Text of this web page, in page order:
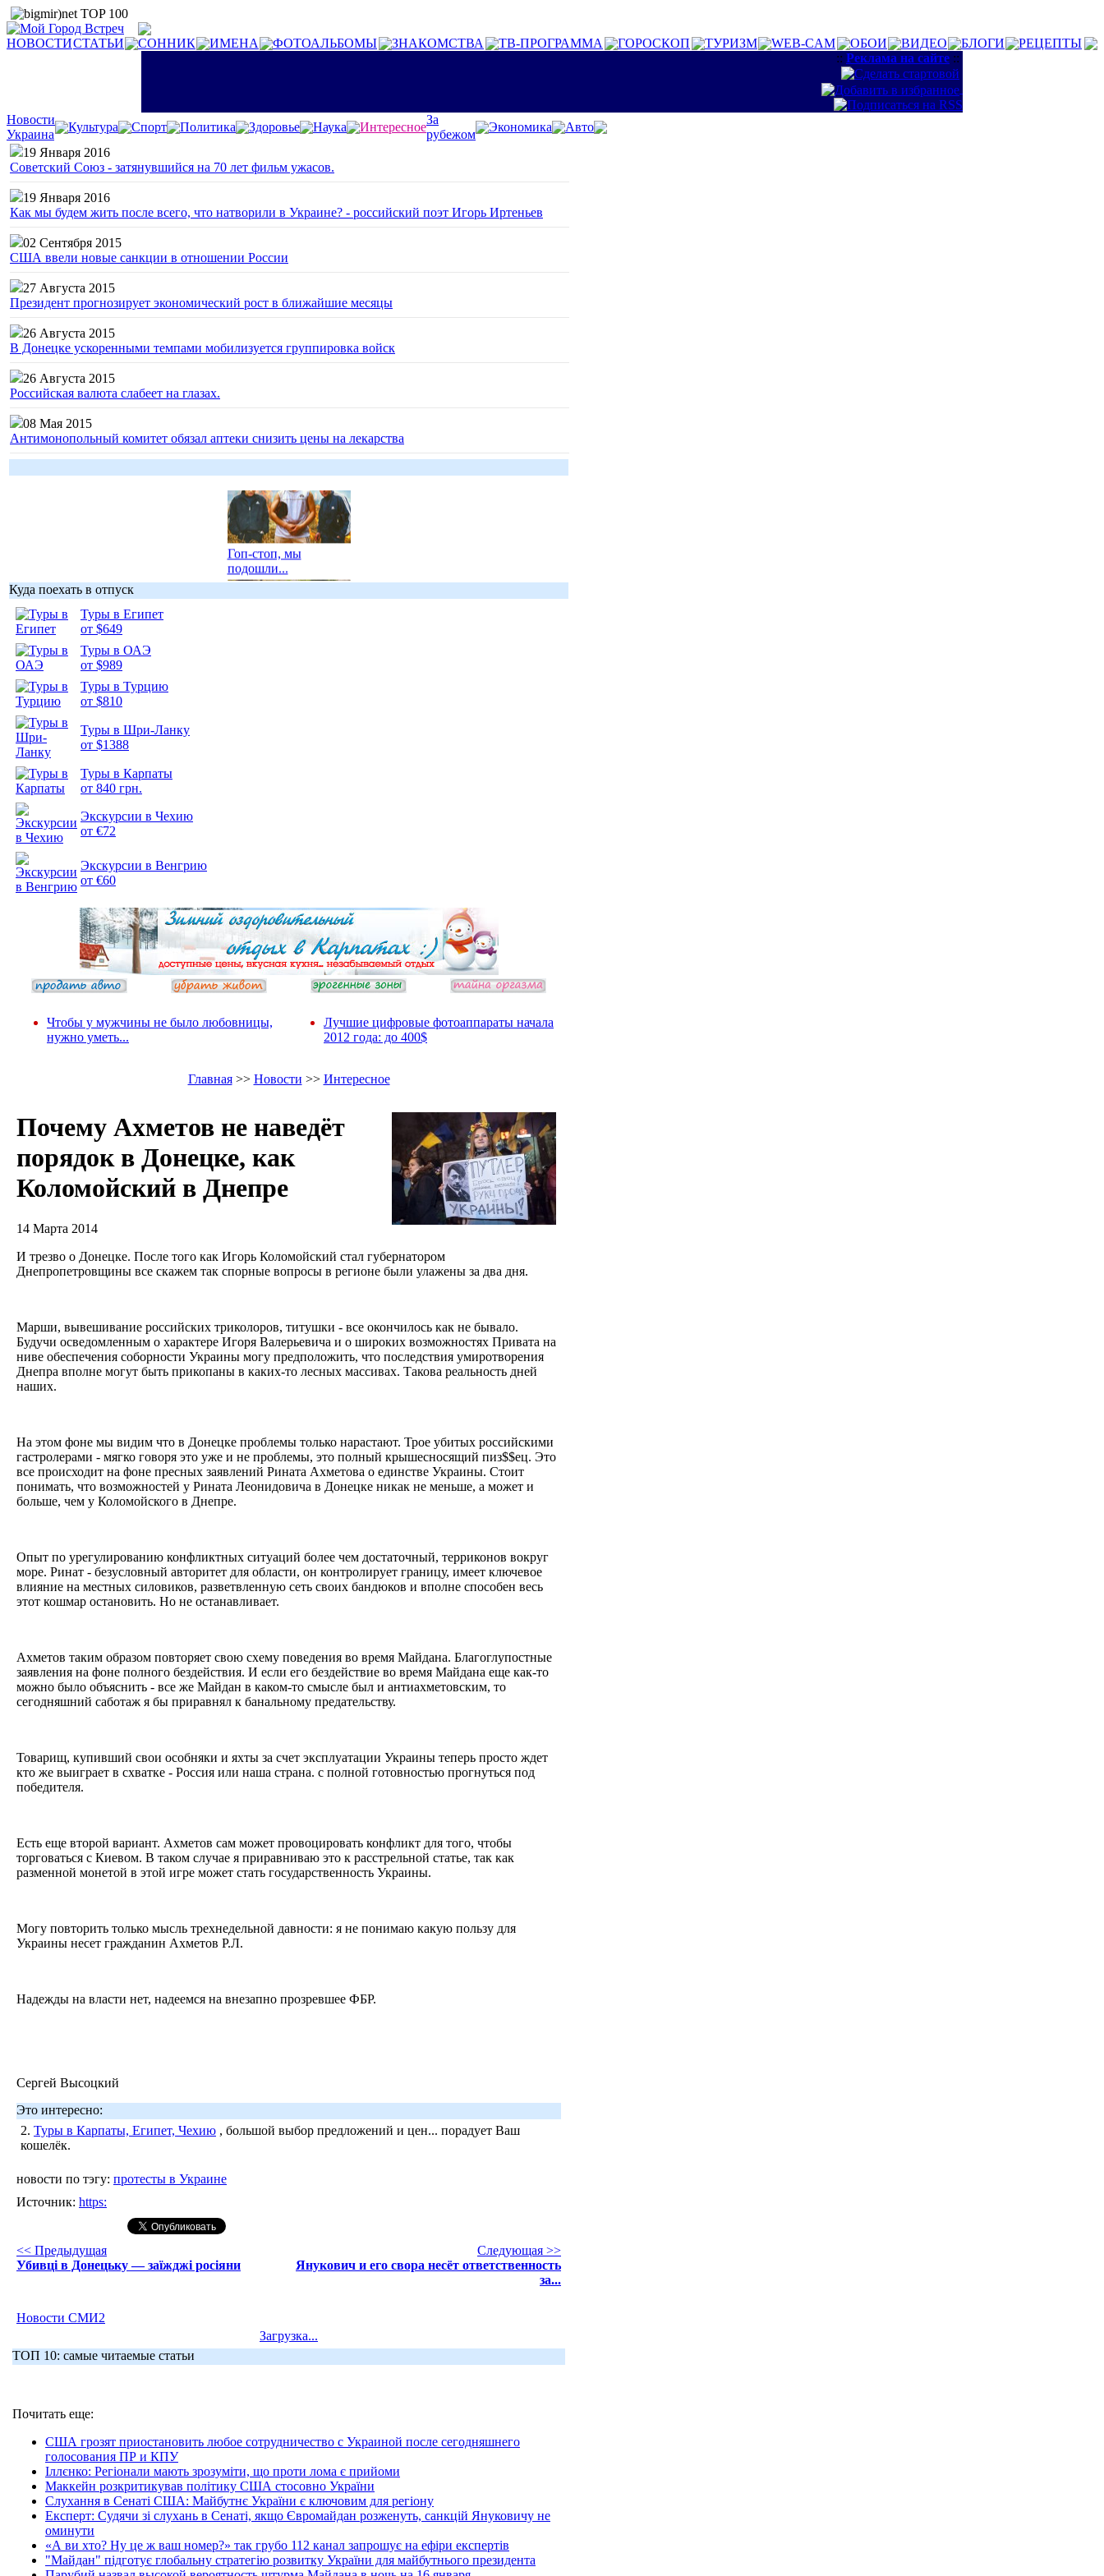
НОВОСТИСТАТЬИ СОННИК ИМЕНА ФОТОАЛЬБОМЫ ЗНАКОМСТВА ТВ-ПРОГРАММА ГОРОСКОП ТУРИЗМ WEB-CAM ОБОИ ВИДЕО БЛОГИ
РЕЦЕПТЫ
:: Реклама на сайте ::
Новости
Украина
Культура Спорт Политика Здоровье Наука Интересное
За
рубежом
Экономика
Авто
19 Января 2016
Советский Союз - затянувшийся на 70 лет фильм ужасов.
19 Января 2016
Как мы будем жить после всего, что натворили в Украине? - российский поэт Игорь Иртеньев
02 Сентября 2015
США ввели новые санкции в отношении России
27 Августа 2015
Президент прогнозирует экономический рост в ближайшие месяцы
26 Августа 2015
В Донецке ускоренными темпами мобилизуется группировка войск
26 Августа 2015
Российская валюта слабеет на глазах.
08 Мая 2015
Антимонопольный комитет обязал аптеки снизить цены на лекарства
Гоп-стоп, мы
подошли...
Куда поехать в отпуск
Туры в Египет
от $649
Туры в ОАЭ
от $989
Туры в Турцию
от $810
Туры в Шри-Ланку
от $1388
Туры в Карпаты
от 840 грн.
Экскурсии в Чехию
от €72
Экскурсии в Венгрию
от €60
Чтобы у мужчины не было любовницы,
нужно уметь...
Лучшие цифровые фотоаппараты начала
2012 года: до 400$
Главная>> Новости >> Интересное
Почему Ахметов не наведёт
порядок в Донецке, как
Коломойский в Днепре
14 Марта 2014
И трезво о Донецке. После того как Игорь Коломойский стал губернатором
Днепропетровщины все скажем так спорные вопросы в регионе были улажены за два дня.
Марши, вывешивание российских триколоров, титушки - все окончилось как не бывало.
Будучи осведомленным о характере Игоря Валерьевича и о широких возможностях Привата на
ниве обеспечения соборности Украины могу предположить, что последствия умиротворения
Днепра вполне могут быть прикопаны в каких-то лесных массивах. Такова реальность дней
наших.
На этом фоне мы видим что в Донецке проблемы только нарастают. Трое убитых российскими
гастролерами - мягко говоря это уже и не проблемы, это полный крышесносящий пиз$$ец. Это
все происходит на фоне пресных заявлений Рината Ахметова о единстве Украины. Стоит
понимать, что возможностей у Рината Леонидовича в Донецке никак не меньше, а может и
больше, чем у Коломойского в Днепре.
Опыт по урегулированию конфликтных ситуаций более чем достаточный, терриконов вокруг
море. Ринат - безусловный авторитет для области, он контролирует границу, имеет ключевое
влияние на местных силовиков, разветвленную сеть своих бандюков и вполне способен весь
этот кошмар остановить. Но не останавливает.
Ахметов таким образом повторяет свою схему поведения во время Майдана. Благоглупостные
заявления на фоне полного бездействия. И если его бездействие во время Майдана еще как-то
можно было объяснить - все же Майдан в каком-то смысле был и антиахметовским, то
сегодняшний саботаж я бы приравнял к банальному предательству.
Товарищ, купивший свои особняки и яхты за счет эксплуатации Украины теперь просто ждет
кто же выиграет в схватке - Россия или наша страна. с полной готовностью прогнуться под
победителя.
Есть еще второй вариант. Ахметов сам может провоцировать конфликт для того, чтобы
торговаться с Киевом. В таком случае я приравниваю это к расстрельной статье, так как
разменной монетой в этой игре может стать государственность Украины.
Могу повторить только мысль трехнедельной давности: я не понимаю какую пользу для
Украины несет гражданин Ахметов Р.Л.
Надежды на власти нет, надеемся на внезапно прозревшее ФБР.
Сергей Высоцкий
Это интересно:
2. Туры в Карпаты, Египет, Чехию , большой выбор предложений и цен... порадует Ваш
кошелёк.
новости по тэгу: протесты в Украине
Источник: https:
<< Предыдущая
Убивці в Донецьку — заїжджі росіяни
Следующая >>
Янукович и его свора несёт ответственность
за...
Новости СМИ2
Загрузка...
ТОП 10: самые читаемые статьи
Почитать еще:
США грозят приостановить любое сотрудничество с Украиной после сегодняшнего
голосования ПР и КПУ
Іллєнко: Регіонали мають зрозуміти, що проти лома є прийоми
Маккейн розкритикував політику США стосовно України
Слухання в Сенаті США: Майбутнє України є ключовим для регіону
Експерт: Судячи зі слухань в Сенаті, якщо Євромайдан розженуть, санкцій Януковичу не
оминути
«А ви хто? Ну це ж ваш номер?» так грубо 112 канал запрошує на ефіри експертів
"Майдан" підготує глобальну стратегію розвитку України для майбутнього президента